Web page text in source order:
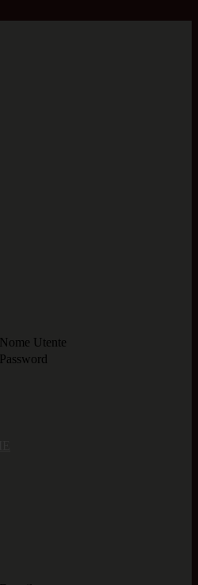
Nome Utente
Password